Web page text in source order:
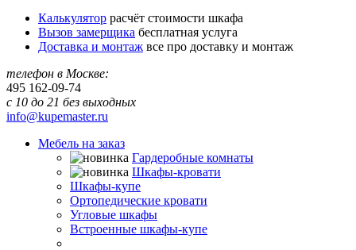
Калькулятор расчёт стоимости шкафа
Вызов замерщика бесплатная услуга
Доставка и монтаж все про доставку и монтаж
телефон в Москве:
495 162-09-74
с 10 до 21 без выходных
info@kupemaster.ru
Мебель на заказ
Гардеробные комнаты
Шкафы-кровати
Шкафы-купе
Ортопедические кровати
Угловые шкафы
Встроенные шкафы-купе